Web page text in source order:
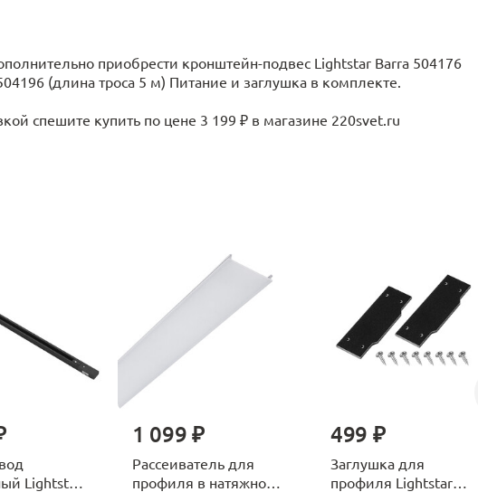
приобрести кронштейн-подвес Lightstar Barra 504176
(длина троса 5 м) Питание и заглушка в комплекте.
спешите купить по цене 3 199 ₽ в магазине 220svet.ru
Lightstar
1 099 ₽
Рассеиватель для
профиля в натяжной
499 ₽
Заглушка для
профиля Lightstar